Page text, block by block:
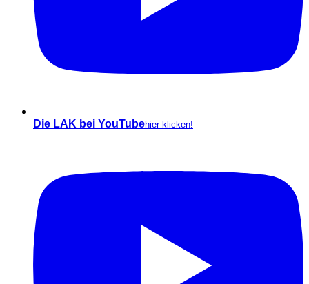
Die LAK bei YouTubehier klicken!